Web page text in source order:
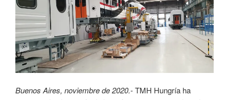
Buenos Aires, noviembre de 2020.-TMH Hungría ha